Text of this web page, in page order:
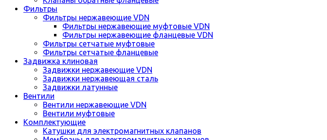
Фильтры
Фильтры нержавеющие VDN
Фильтры нержавеющие муфтовые VDN
Фильтры нержавеющие фланцевые VDN
Фильтры сетчатые муфтовые
Фильтры сетчатые фланцевые
Задвижка клиновая
Задвижки нержавеющие VDN
Задвижки нержавеющая сталь
Задвижки латунные
Вентили
Вентили нержавеющие VDN
Вентили муфтовые
Комплектующие
Катушки для электромагнитных клапанов